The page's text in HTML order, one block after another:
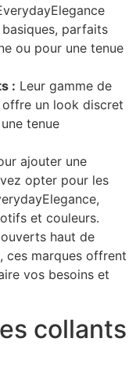
parfaits
ou pour une tenue
: Leur gamme de
un look discret
tenue
ajouter une
opter pour les
et couleurs.
haut de
ces marques offrent
vos besoins et
collants